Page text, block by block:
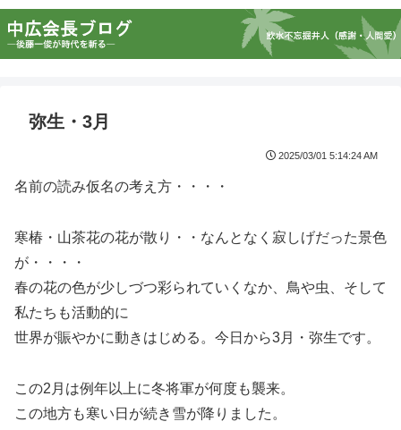
弥生・3月
2025/03/01 5:14:24 AM
名前の読み仮名の考え方・・・・
寒椿・山茶花の花が散り・・なんとなく寂しげだった景色
が・・・・
春の花の色が少しづつ彩られていくなか、鳥や虫、そして
私たちも活動的に
世界が賑やかに動きはじめる。今日から3月・弥生です。
この2月は例年以上に冬将軍が何度も襲来。
この地方も寒い日が続き雪が降りました。